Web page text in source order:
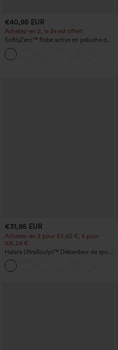
€40,95 EUR
Achetez-en 2, le 3e est offert
SoftlyZero™ Robe active en peluche dos
nu — Édition Hyper Facile
€31,95 EUR
Achetez-en 2 pour 52,62 €, 4 pour
105,24 €
Halara UltraSculpt™ Débardeur de sport
à col rond et ourlet arrondi